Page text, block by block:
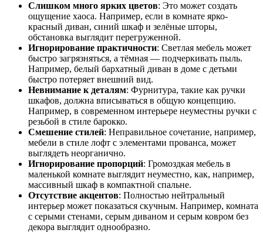
Слишком много ярких цветов: Это может создать
ощущение хаоса. Например, если в комнате ярко-
красный диван, синий шкаф и зелёные шторы,
обстановка выглядит перегруженной.
Игнорирование практичности: Светлая мебель может
быстро загрязняться, а тёмная — подчеркивать пыль.
Например, белый бархатный диван в доме с детьми
быстро потеряет внешний вид.
Невнимание к деталям: Фурнитура, такие как ручки
шкафов, должна вписываться в общую концепцию.
Например, в современном интерьере неуместны ручки с
резьбой в стиле барокко.
Смешение стилей: Неправильное сочетание, например,
мебели в стиле лофт с элементами прованса, может
выглядеть неорганично.
Игнорирование пропорций: Громоздкая мебель в
маленькой комнате выглядит неуместно, как, например,
массивный шкаф в компактной спальне.
Отсутствие акцентов: Полностью нейтральный
интерьер может показаться скучным. Например, комната
с серыми стенами, серым диваном и серым ковром без
декора выглядит однообразно.